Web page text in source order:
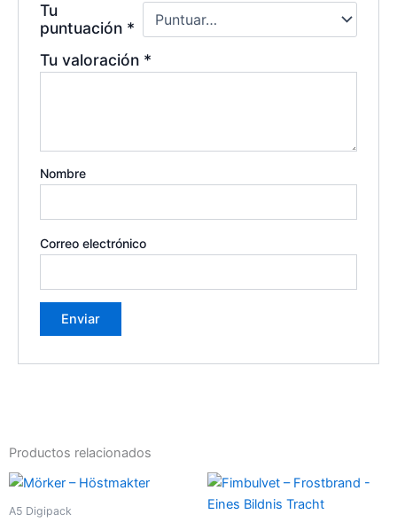
Tu
puntuación *
Tu valoración *
Nombre
Correo electrónico
Productos relacionados
A5 Digipack